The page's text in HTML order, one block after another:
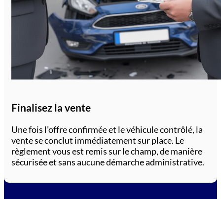
Finalisez la vente
Une fois l’offre confirmée et le véhicule contrôlé, la
vente se conclut immédiatement sur place. Le
règlement vous est remis sur le champ, de manière
sécurisée et sans aucune démarche administrative.